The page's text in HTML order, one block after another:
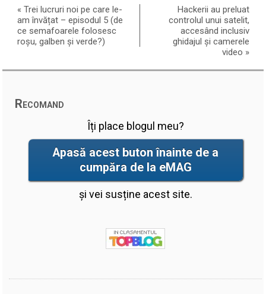
«Trei lucruri noi pe care le-
am învățat – episodul 5 (de
ce semafoarele folosesc
roșu, galben și verde?)
Hackerii au preluat
controlul unui satelit,
accesând inclusiv
ghidajul și camerele
video »
Recomand
Îți place blogul meu?
Apasă acest buton înainte de a
cumpăra de la eMAG
și vei susține acest site.